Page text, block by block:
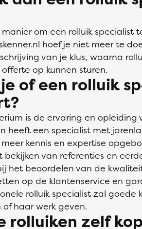
om een rolluik specialist
hoef je niet meer te
van je klus, waarna
op kunnen sturen.
of een rolluik
is de ervaring en opleiding
heeft een specialist met
kennis en expertise
van referenties en
het beoordelen van de
op de klantenservice en
rolluik specialist zal goede
haar werk geven.
rolluiken zelf